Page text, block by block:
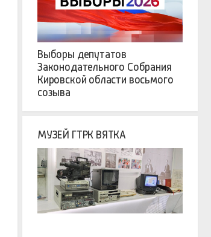
Выборы депутатов
Законодательного Собрания
Кировской области восьмого
созыва
МУЗЕЙ ГТРК ВЯТКА